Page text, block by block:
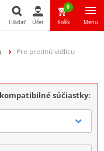
Hľadať
Hľadať Účet
0
Košík Menu
Pre prednú vidlicu
súčiastky: